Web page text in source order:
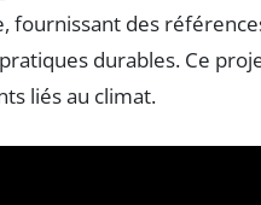
fournissant des
durables. Ce
liés au climat.